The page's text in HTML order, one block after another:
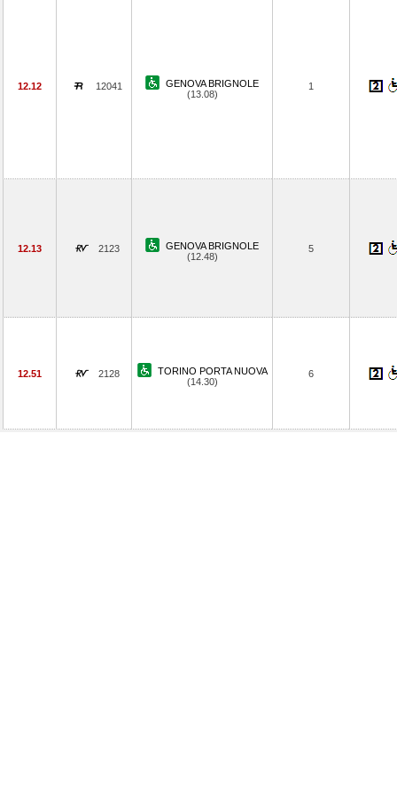
12.12 12041
GENOVA BRIGNOLE
(13.08)
1
12.13 2123
GENOVA BRIGNOLE
(12.48)
5
12.51 2128
TORINO PORTA NUOVA
(14.30)
6